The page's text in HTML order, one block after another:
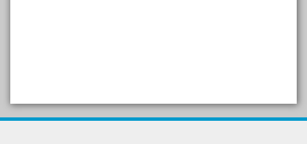
Arogya setu App information
in Gujarati